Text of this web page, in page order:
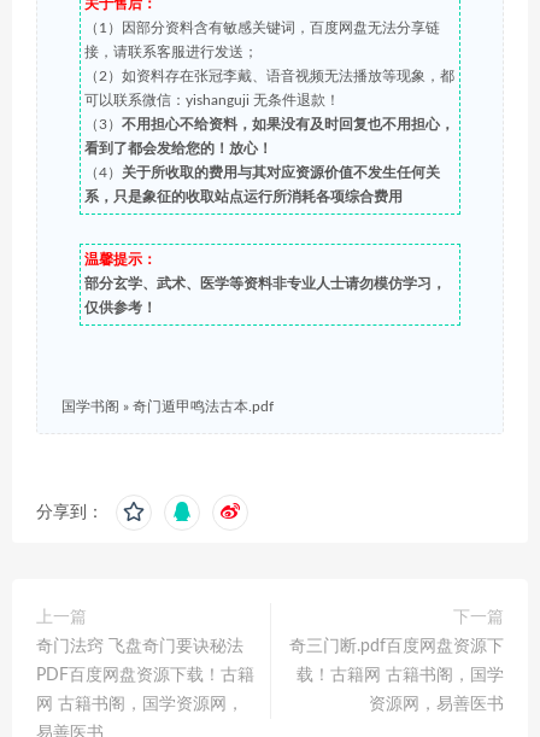
关于售后：
（1）因部分资料含有敏感关键词，百度网盘无法分享链
接，请联系客服进行发送；
（2）如资料存在张冠李戴、语音视频无法播放等现象，都
可以联系微信：yishanguji 无条件退款！
（3） 不用担心不给资料，如果没有及时回复也不用担心，
看到了都会发给您的！放心！
（4） 关于所收取的费用与其对应资源价值不发生任何关
系，只是象征的收取站点运行所消耗各项综合费用
温馨提示：
部分玄学、武术、医学等资料非专业人士请勿模仿学习，
仅供参考！
国学书阁 » 奇门遁甲鸣法古本.pdf
分享到：
上一篇
奇门法窍 飞盘奇门要诀秘法
PDF百度网盘资源下载！古籍
网 古籍书阁，国学资源网，
易善医书
下一篇
奇三门断.pdf百度网盘资源下
载！古籍网 古籍书阁，国学
资源网，易善医书